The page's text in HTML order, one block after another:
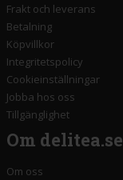
Frakt och leverans
Betalning
Köpvillkor
Integritetspolicy
Cookieinställningar
Jobba hos oss
Tillgänglighet
Om delitea.se
Om oss